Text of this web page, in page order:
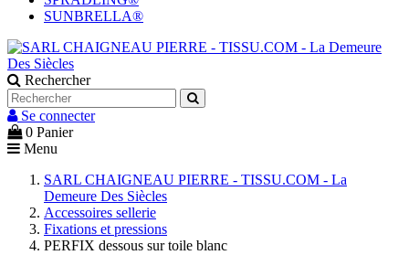
SUNBRELLA®
Rechercher
Se connecter
0 Panier
Menu
SARL CHAIGNEAU PIERRE - TISSU.COM - La
Demeure Des Siècles
Accessoires sellerie
Fixations et pressions
PERFIX dessous sur toile blanc